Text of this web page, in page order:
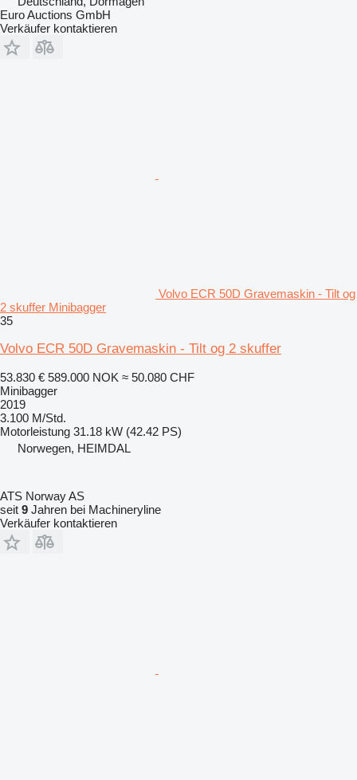
Euro Auctions GmbH
Verkäufer kontaktieren
Volvo ECR 50D Gravemaskin - Tilt og
2 skuffer Minibagger
35
Volvo ECR 50D Gravemaskin - Tilt og 2 skuffer
53.830 € 589.000 NOK ≈ 50.080 CHF
Minibagger
2019
3.100 M/Std.
Motorleistung 31.18 kW (42.42 PS)
Norwegen, HEIMDAL
ATS Norway AS
seit 9 Jahren bei Machineryline
Verkäufer kontaktieren